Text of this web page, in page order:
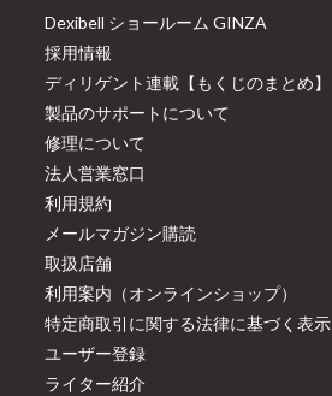
Dexibell ショールーム GINZA
採用情報
ディリゲント連載【もくじのまとめ】
製品のサポートについて
修理について
法人営業窓口
利用規約
メールマガジン購読
取扱店舗
利用案内（オンラインショップ）
特定商取引に関する法律に基づく表示
ユーザー登録
ライター紹介